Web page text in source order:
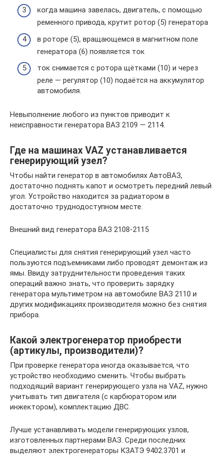
когда машина завелась, двигатель, с помощью
ременного привода, крутит ротор (5) генератора
в роторе (5), вращающемся в магнитном поле
генератора (6) появляется ток
ток снимается с ротора щётками (10) и через
реле — регулятор (10) подаётся на аккумулятор
автомобиля.
Невыполнение любого из пунктов приводит к
неисправности генератора ВАЗ 2109 — 2114.
Где на машинах VAZ устанавливается
генерирующий узел?
Чтобы найти генератор в автомобилях АвтоВАЗ,
достаточно поднять капот и осмотреть передний левый
угол. Устройство находится за радиатором в
достаточно труднодоступном месте.
Внешний вид генератора ВАЗ 2108-2115
Специалисты для снятия генерирующий узел часто
пользуются подъемниками либо проводят демонтаж из
ямы. Ввиду затруднительности проведения таких
операций важно знать, что проверить зарядку
генератора мультиметром на автомобиле ВАЗ 2110 и
других модификациях производителя можно без снятия
прибора.
Какой электрогенератор приобрести
(артикулы, производители)?
При проверке генератора иногда оказывается, что
устройство необходимо сменить. Чтобы выбрать
подходящий вариант генерирующего узла на VAZ, нужно
учитывать тип двигателя (с карбюратором или
инжектором), комплектацию ДВС.
Лучше устанавливать модели генерирующих узлов,
изготовленных партнерами ВАЗ. Среди последних
выделяют электрогенераторы КЗАТЭ 9402.3701 и